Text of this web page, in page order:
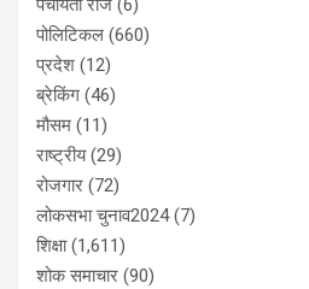
पंचायती राज (6)
पोलिटिकल (660)
प्रदेश (12)
ब्रेकिंग (46)
मौसम (11)
राष्ट्रीय(29)
रोजगार (72)
लोकसभा चुनाव2024(7)
शिक्षा(1,611)
शोक समाचार (90)